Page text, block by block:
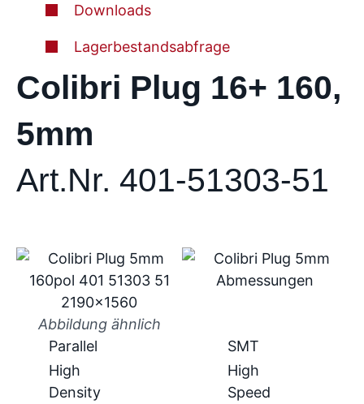
Downloads
Lagerbestandsabfrage
Colibri Plug 16+ 160,
5mm
Art.Nr. 401-51303-51
Abbildung ähnlich
Parallel
SMT
High
Density
High
Speed